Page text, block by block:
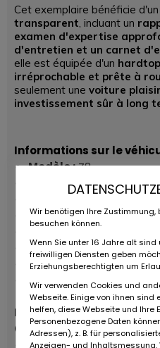
Cet exemplaire bénéficie d'un
transparent, incluant un
examen d'expertise
d'entretien et un carnet
elle est équipée d'un hardtop
irréprochable et prête à
seulement une voiture plaisir
investissement sûr à long
Informations sur le
Modèle :Z8
E52 (Z Series)
Moteur : S62– V8
Transmission :
Couleur extérieure :
Intérieur :
Cuir Nappa
Données techniques
Carrosserie & Dimensions
Longueur / Largeur /
Wir benötigen Ihre Zustimmung,
besuchen können.
Wenn Sie unter 16 Jahre alt
freiwilligen Diensten geben
Erziehungsberechtigten um
Wir verwenden Cookies und
Webseite. Einige von ihnen
helfen, diese Webseite und Ihre
Personenbezogene Daten
Adressen), z. B. für
Anzeigen- und